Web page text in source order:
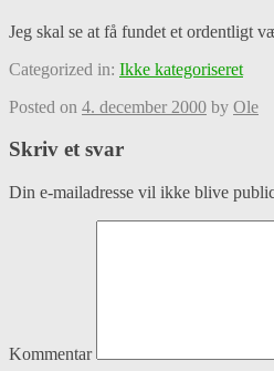
Jeg skal se at få fundet et ordentligt
Categorized in: Ikke kategoriseret
Posted on 4. december 2000 by Ole
Skriv et svar
Din e-mailadresse vil ikke blive
Kommentar